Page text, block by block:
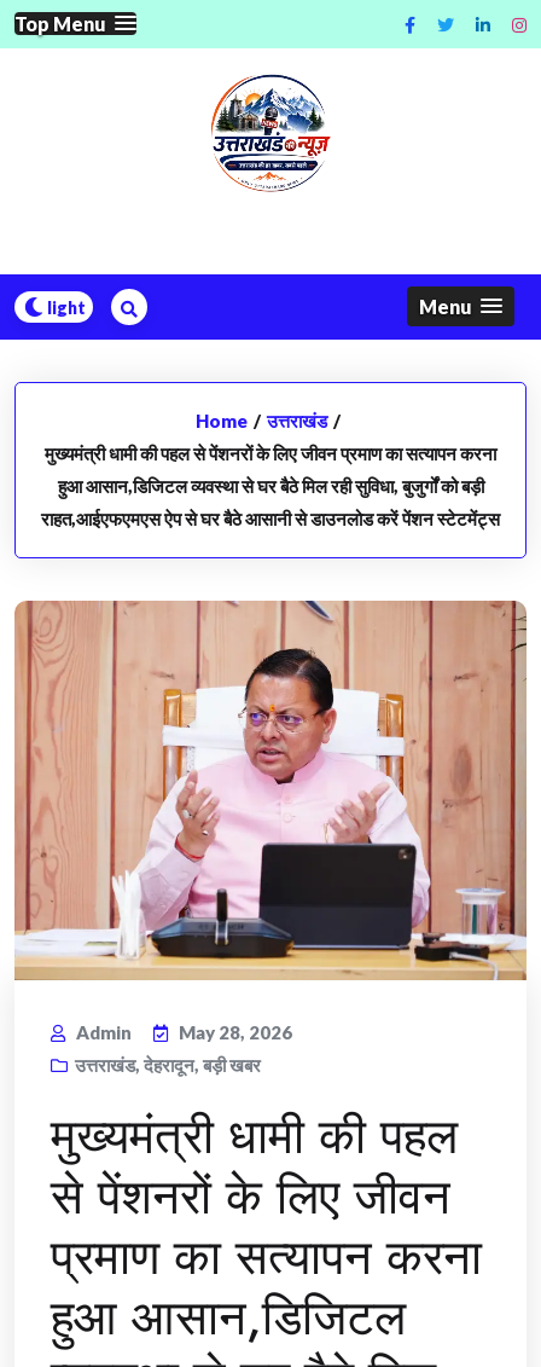
Skip
to
Top Menu
Menu
Home / उत्तराखंड /
मुख्यमंत्री धामी की पहल से पेंशनरों के लिए जीवन प्रमाण का सत्यापन करना
हुआ आसान,डिजिटल व्यवस्था से घर बैठे मिल रही सुविधा, बुजुर्गों को बड़ी
राहत,आईएफएमएस ऐप से घर बैठे आसानी से डाउनलोड करें पेंशन स्टेटमेंट्स
Admin
May 28, 2026
उत्तराखंड, देहरादून, बड़ी खबर
मुख्यमंत्री धामी की पहल
से पेंशनरों के लिए जीवन
प्रमाण का सत्यापन करना
हुआ आसान,डिजिटल